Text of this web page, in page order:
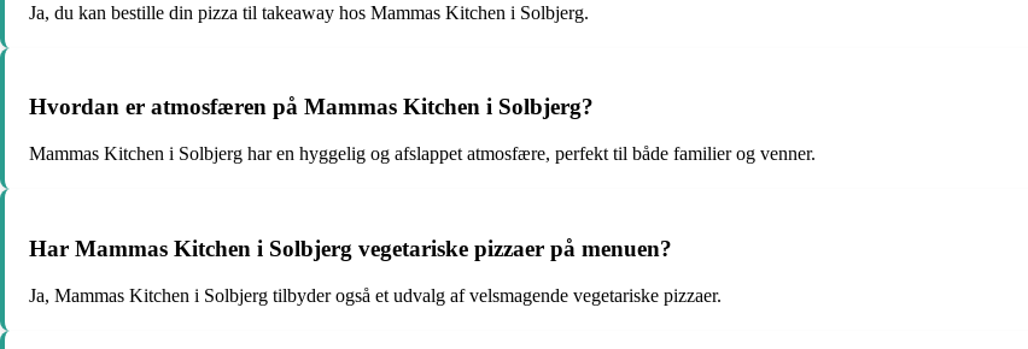
Ja, du kan bestille din pizza til takeaway hos Mammas Kitchen i Solbjerg.
Hvordan er atmosfæren på Mammas Kitchen i Solbjerg?
Mammas Kitchen i Solbjerg har en hyggelig og afslappet atmosfære, perfekt til både familier og venner.
Har Mammas Kitchen i Solbjerg vegetariske pizzaer på menuen?
Ja, Mammas Kitchen i Solbjerg tilbyder også et udvalg af velsmagende vegetariske pizzaer.